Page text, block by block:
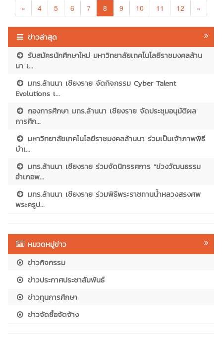
«
4 5 6 7 8 9 10 11 12 »
ข่าวล่าสุด
รับสมัครนักศึกษาใหม่ มหาวิทยาลัยเทคโนโลยีราชมงคลล้าน
นา เ...
มทร.ล้านนา เชียงราย จัดกิจกรรม Cyber Talent
Evolutions เ...
กองการศึกษา มทร.ล้านนา เชียงราย จัดประชุมอนุมัติผล
การศึก...
มหาวิทยาลัยเทคโนโลยีราชมงคลล้านนา ร่วมเป็นเจ้าภาพพิธี
บำเ...
มทร.ล้านนา เชียงราย ร่วมจัดนิทรรศการ “ข่วงวัฒนธรรม
อำเภอพ...
มทร.ล้านนา เชียงราย ร่วมพิธีพระราชทานน้ำหลวงสรงศพ
พระครูป...
หมวดหมู่ข่าว
ข่าวกิจกรรม
ข่าวประกาศประชาสัมพันธ์
ข่าวทุนการศึกษา
ข่าวจัดซื้อจัดจ้าง